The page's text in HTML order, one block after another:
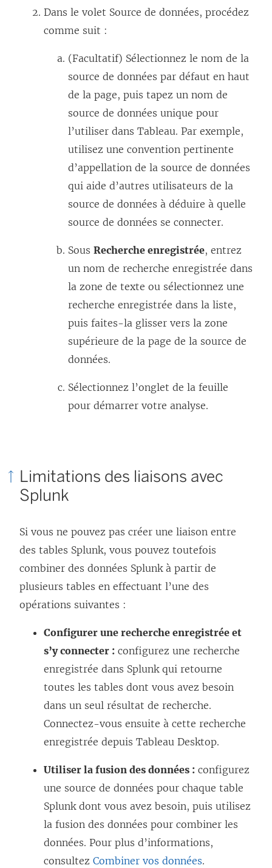
Dans le volet Source de données, procédez
comme suit :
(Facultatif) Sélectionnez le nom de la
source de données par défaut en haut
de la page, puis tapez un nom de
source de données unique pour
l’utiliser dans Tableau. Par exemple,
utilisez une convention pertinente
d’appellation de la source de données
qui aide d’autres utilisateurs de la
source de données à déduire à quelle
source de données se connecter.
Sous Recherche enregistrée, entrez
un nom de recherche enregistrée dans
la zone de texte ou sélectionnez une
recherche enregistrée dans la liste,
puis faites-la glisser vers la zone
supérieure de la page de la source de
données.
Sélectionnez l’onglet de la feuille
pour démarrer votre analyse.
Limitations des liaisons avec
Splunk
Si vous ne pouvez pas créer une liaison entre
des tables Splunk, vous pouvez toutefois
combiner des données Splunk à partir de
plusieurs tables en effectuant l’une des
opérations suivantes :
Configurer une recherche enregistrée et
s’y connecter : configurez une recherche
enregistrée dans Splunk qui retourne
toutes les tables dont vous avez besoin
dans un seul résultat de recherche.
Connectez-vous ensuite à cette recherche
enregistrée depuis Tableau Desktop.
Utiliser la fusion des données : configurez
une source de données pour chaque table
Splunk dont vous avez besoin, puis utilisez
la fusion des données pour combiner les
données. Pour plus d’informations,
consultez Combiner vos données.